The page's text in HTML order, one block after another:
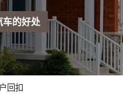
车的好处
回扣